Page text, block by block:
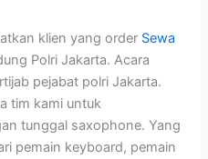
klien yang order Sewa
Polri Jakarta. Acara
pejabat polri Jakarta.
tim kami untuk
tunggal saxophone. Yang
pemain keyboard, pemain